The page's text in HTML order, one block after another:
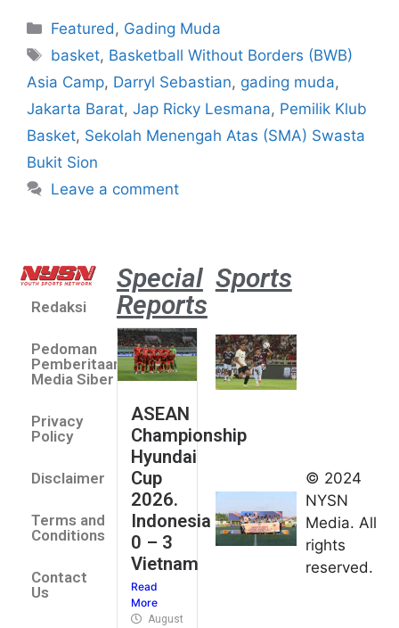
Featured, Gading Muda
basket, Basketball Without Borders (BWB)
Asia Camp, Darryl Sebastian, gading muda,
Jakarta Barat, Jap Ricky Lesmana, Pemilik Klub
Basket, Sekolah Menengah Atas (SMA) Swasta
Bukit Sion
Leave a comment
Redaksi
Pedoman
Pemberitaan
Media Siber
Privacy
Policy
Disclaimer
Terms and
Conditions
Contact
Us
Special
Reports
ASEAN
Championship
Hyundai
Cup
2026.
Indonesia
0 – 3
Vietnam
Read
More
August 4, 2026
Sports
umum
Kejurnas
Panahan
Junior di
Kudus
© 2024
NYSN
Media. All
rights
reserved.